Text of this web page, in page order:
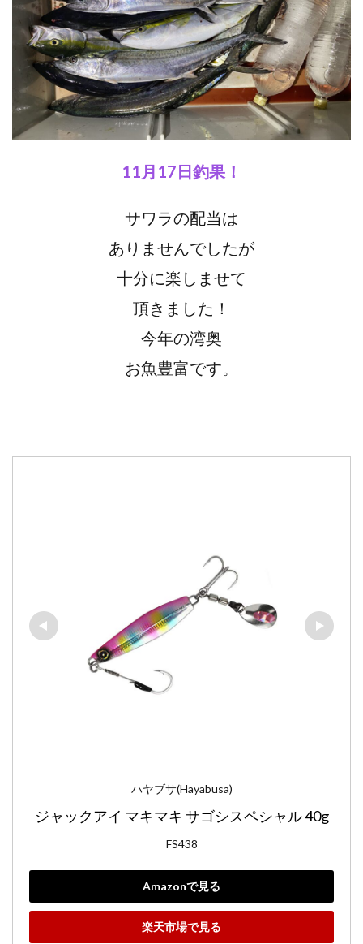
11月17日釣果！
サワラの配当は
ありませんでしたが
十分に楽しませて
頂きました！
今年の湾奥
お魚豊富です。
ハヤブサ(Hayabusa)
ジャックアイ マキマキ サゴシスペシャル 40g
FS438
Amazonで見る
楽天市場で見る